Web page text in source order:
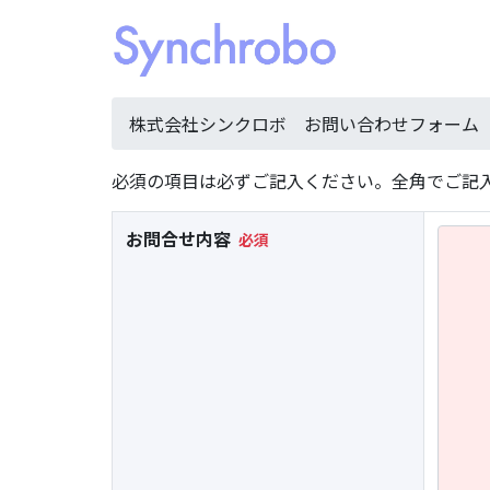
株式会社シンクロボ お問い合わせフォーム
必須の項目は必ずご記入ください。全角でご記
お問合せ内容